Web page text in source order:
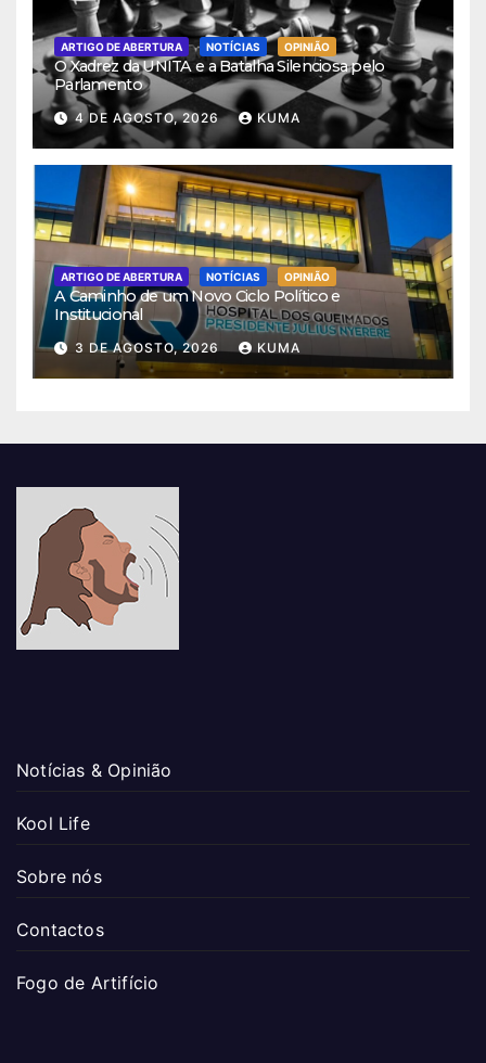
ARTIGO DE ABERTURA NOTÍCIAS OPINIÃO
O Xadrez da UNITA e a Batalha Silenciosa pelo
Parlamento
4 DE AGOSTO, 2026 KUMA
ARTIGO DE ABERTURA NOTÍCIAS OPINIÃO
A Caminho de um Novo Ciclo Político e
Institucional
3 DE AGOSTO, 2026 KUMA
Notícias & Opinião
Kool Life
Sobre nós
Contactos
Fogo de Artifício